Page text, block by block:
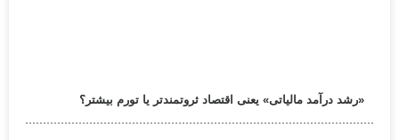
«رشد درآمد مالیاتی» یعنی اقتصاد ثروتمندتر یا تورم بیشتر؟